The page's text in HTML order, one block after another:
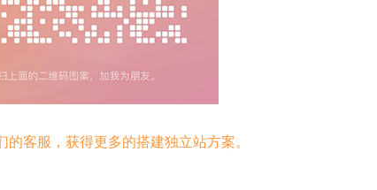
客服，获得更多的搭建独立站方案。